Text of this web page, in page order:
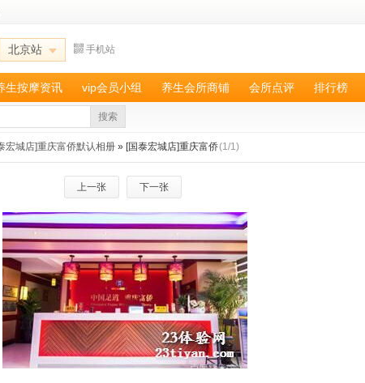
北京站 手机站
生按摩资讯 vip会员小组 养生会所商铺 会所点评 排行榜
搜索
宏城店]重庆富侨默认相册 » [国泰宏城店]重庆富侨(1/1)
上一张 下一张